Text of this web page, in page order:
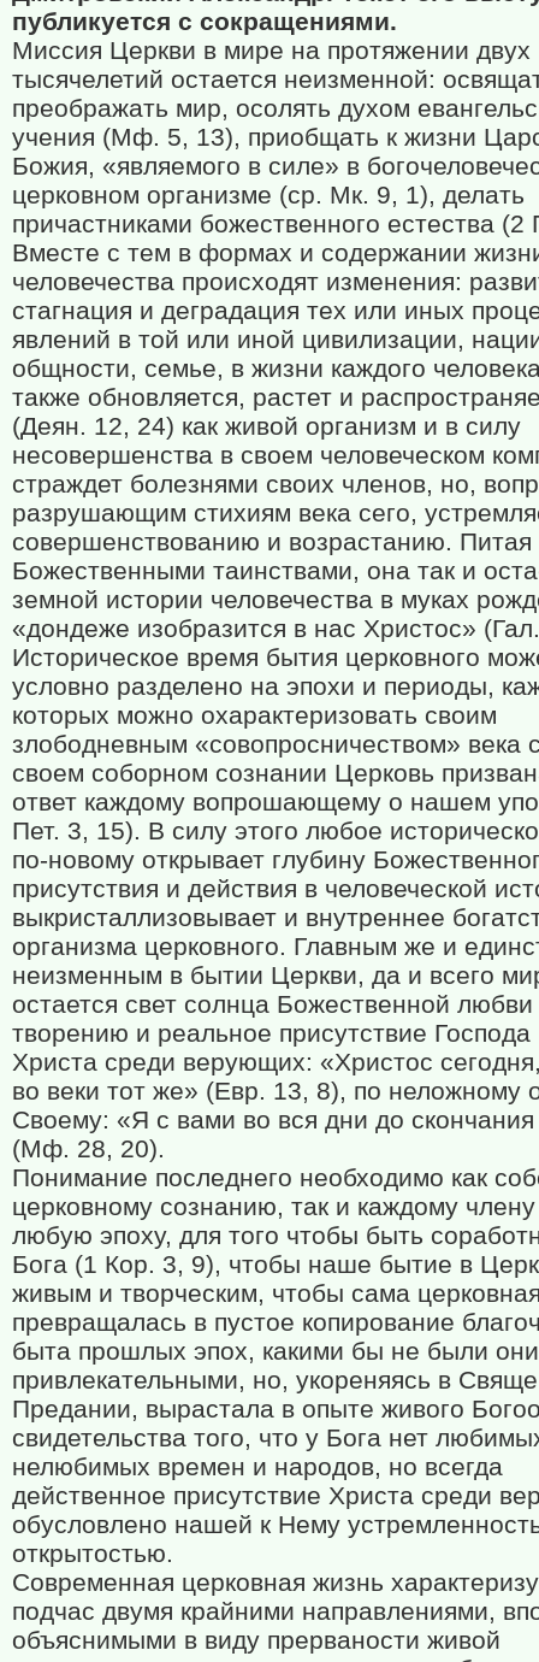
публикуется с сокращениями.
Миссия Церкви в мире на протяжении двух
тысячелетий остается неизменной:
преображать мир, осолять духом
учения (Мф. 5, 13), приобщать к жизни
Божия, «являемого в силе» в
церковном организме (ср. Мк. 9, 1), делать
причастниками божественного естества (2
Вместе с тем в формах и содержании
человечества происходят изменения:
стагнация и деградация тех или иных
явлений в той или иной цивилизации,
общности, семье, в жизни каждого
также обновляется, растет и
(Деян. 12, 24) как живой организм и в силу
несовершенства в своем человеческом
страждет болезнями своих членов, но,
разрушающим стихиям века сего,
совершенствованию и возрастанию. Питая
Божественными таинствами, она так и
земной истории человечества в муках
«дондеже изобразится в нас Христос»
Историческое время бытия церковного
условно разделено на эпохи и периоды,
которых можно охарактеризовать своим
злободневным «совопросничеством» века
своем соборном сознании Церковь
ответ каждому вопрошающему о нашем
Пет. 3, 15). В силу этого любое
по-новому открывает глубину
присутствия и действия в человеческой
выкристаллизовывает и внутреннее
организма церковного. Главным же и
неизменным в бытии Церкви, да и всего
остается свет солнца Божественной любви
творению и реальное присутствие
Христа среди верующих: «Христос
во веки тот же» (Евр. 13, 8), по неложному
Своему: «Я с вами во вся дни до скончания
(Мф. 28, 20).
Понимание последнего необходимо как
церковному сознанию, так и каждому
любую эпоху, для того чтобы быть
Бога (1 Кор. 3, 9), чтобы наше бытие в
живым и творческим, чтобы сама
превращалась в пустое копирование
быта прошлых эпох, какими бы не были они
привлекательными, но, укореняясь в
Предании, вырастала в опыте живого
свидетельства того, что у Бога нет
нелюбимых времен и народов, но всегда
действенное присутствие Христа среди
обусловлено нашей к Нему
открытостью.
Современная церковная жизнь
подчас двумя крайними направлениями,
объяснимыми в виду прерваности живой